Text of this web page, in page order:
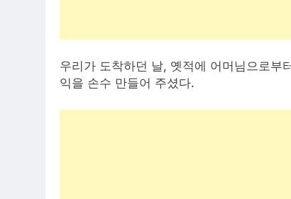
우리가 도착하던 날, 옛적에 어머님으로부
익을 손수 만들어 주셨다.